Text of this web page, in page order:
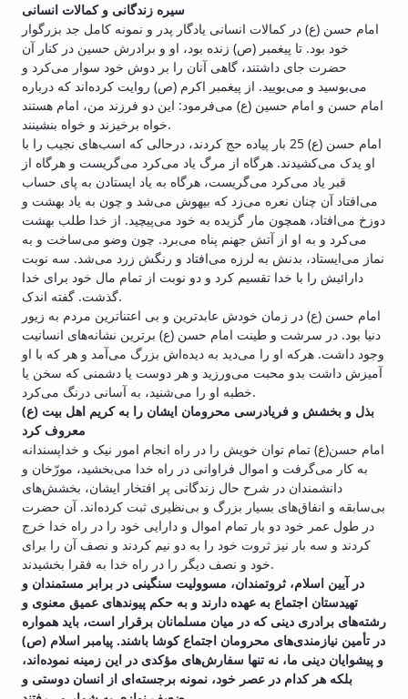
امام‌ حسن‌ (ع‌) در کمالات‌ انسانی‌ یادگار پدر و نمونه‌ کامل‌ جد بزرگوار
خود بود. تا پیغمبر (ص‌) زنده‌ بود، او و برادرش‌ حسین‌ در کنار آن‌
حضرت‌ جای‌ داشتند، گاهی‌ آنان‌ را بر دوش‌ خود سوار می‌کرد و
می‌بوسید و می‌بویید. از پیغمبر اکرم‌ (ص‌) روایت‌ کرده‌اند که‌ درباره‌
امام‌ حسن‌ و امام‌ حسین‌ (ع‌) می‌فرمود: این‌ دو فرزند من‌، امام‌ هستند
خواه‌ برخیزند و خواه‌ بنشینند.
امام‌ حسن‌ (ع‌) 25 بار پیاده حج‌ کردند، درحالی‌ که‌ اسب‌های نجیب‌ را با
او یدک‌ می‌کشیدند. هرگاه‌ از مرگ‌ یاد می‌کرد می‌گریست‌ و هرگاه‌ از
قبر یاد می‌کرد می‌گریست‌، هرگاه‌ به‌ یاد ایستادن‌ به‌ پای‌ حساب‌
می‌افتاد آن‌ چنان‌ نعره‌ می‌زد که‌ بیهوش‌ می‌شد و چون‌ به‌ یاد بهشت‌ و
دوزخ‌ می‌افتاد، همچون‌ مار گزیده‌ به‌ خود می‌پیچید. از خدا طلب‌ بهشت‌
می‌کرد و به‌ او از آتش‌ جهنم‌ پناه‌ می‌برد. چون‌ وضو می‌ساخت‌ و به‌
نماز می‌ایستاد، بدنش‌ به‌ لرزه‌ می‌افتاد و رنگش‌ زرد می‌شد. سه‌ نوبت‌
دارائیش‌ را با خدا تقسیم‌ کرد و دو نوبت‌ از تمام‌ مال‌ خود برای‌ خدا
گذشت‌. گفته‌ اندک‌.
امام حسن‌ (ع‌) در زمان‌ خودش‌ عابدترین‌ و بی‌ اعتناترین‌ مردم‌ به‌ زیور
دنیا بود. در سرشت‌ و طینت‌ امام‌ حسن‌ (ع‌) برترین‌ نشانه‌های‌ انسانیت‌
وجود داشت‌. هرکه‌ او را می‌دید به‌ دیده‌اش‌ بزرگ‌ می‌آمد و هر که‌ با او
آمیزش‌ داشت‌ بدو محبت‌ می‌ورزید و هر دوست‌ یا دشمنی‌ که‌ سخن‌ یا
خطبه‌ او را می‌شنید، به‌ آسانی‌ درنگ‌ می‌کرد.
بذل و بخشش و فریادرسی محرومان ایشان را به کریم اهل بیت (ع)
معروف کرد
امام حسن(ع) تمام توان خویش را در راه انجام امور نیک و خداپسندانه
به کار می‌گرفت و اموال فراوانی در راه خدا می‌بخشید، مورّخان و
دانشمندان در شرح حال زندگانی پر افتخار ایشان، بخشش‌های
بی‌سابقه و انفاق‌های بسیار بزرگ و بی‌نظیری ثبت کرده‌اند. آن حضرت
در طول عمر خود دو بار تمام اموال و دارایی خود را در راه خدا خرج
کردند و سه بار نیز ثروت خود را به دو نیم کردند و نصف آن را برای
خود و نصف دیگر را در راه خدا به فقرا بخشیدند.
در آیین اسلام، ثروتمندان، مسوولیت سنگینی در برابر مستمندان و
تهیدستان اجتماع به عهده دارند و به حکم پیوندهای عمیق معنوی و
رشته‏‌های برادری دینی که در میان مسلمانان برقرار است، باید همواره
در تأمین نیازمندی‌های محرومان اجتماع کوشا باشند. پیامبر اسلام (ص)
و پیشوایان دینی ما، نه تنها سفارش‌های مؤکدی در این زمینه نموده‏‌اند،
بلکه هر کدام در عصر خود، نمونه برجسته‏‌ای از انسان دوستی و